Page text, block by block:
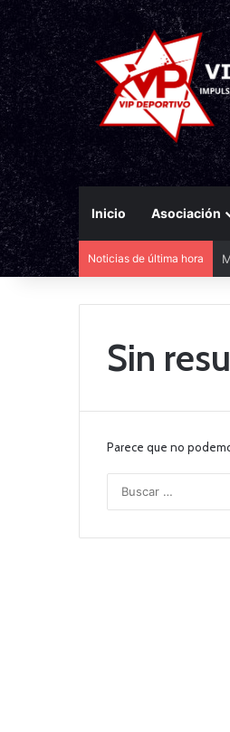
Inicio Asociación
Noticias de última hora
Sin
Parece que no